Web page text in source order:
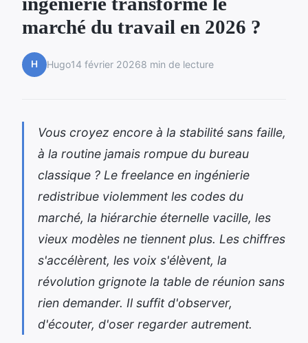
marché du travail en 2026 ?
H Hugo14 février 20268 min de lecture
Vous croyez encore à la stabilité sans faille,
à la routine jamais rompue du bureau
classique ? Le freelance en ingénierie
redistribue violemment les codes du
marché, la hiérarchie éternelle vacille, les
vieux modèles ne tiennent plus. Les chiffres
s'accélèrent, les voix s'élèvent, la
révolution grignote la table de réunion sans
rien demander. Il suffit d'observer,
d'écouter, d'oser regarder autrement.